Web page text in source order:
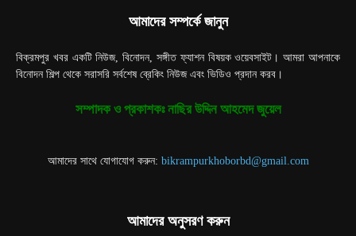
আমাদের সম্পর্কে জানুন
বিক্রমপুর খবর একটি নিউজ, বিনোদন, সঙ্গীত ফ্যাশন বিষয়ক ওয়েবসাইট। আমরা আপনাকে
বিনোদন শিল্প থেকে সরাসরি সর্বশেষ ব্রেকিং নিউজ এবং ভিডিও প্রদান করব।
সম্পাদক ও প্রকাশকঃ নাছির উদ্দিন আহমেদ জুয়েল
আমাদের সাথে যোগাযোগ করুন: bikrampurkhoborbd@gmail.com
আমাদের অনুসরণ করুন